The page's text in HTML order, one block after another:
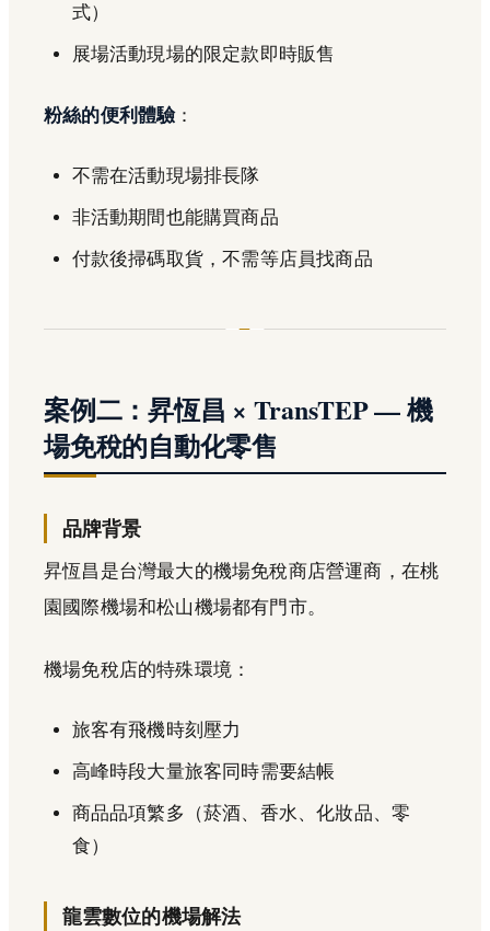
式）
展場活動現場的限定款即時販售
粉絲的便利體驗：
不需在活動現場排長隊
非活動期間也能購買商品
付款後掃碼取貨，不需等店員找商品
案例二：昇恆昌 × TransTEP — 機
場免稅的自動化零售
品牌背景
昇恆昌是台灣最大的機場免稅商店營運商，在桃
園國際機場和松山機場都有門市。
機場免稅店的特殊環境：
旅客有飛機時刻壓力
高峰時段大量旅客同時需要結帳
商品品項繁多（菸酒、香水、化妝品、零
食）
龍雲數位的機場解法